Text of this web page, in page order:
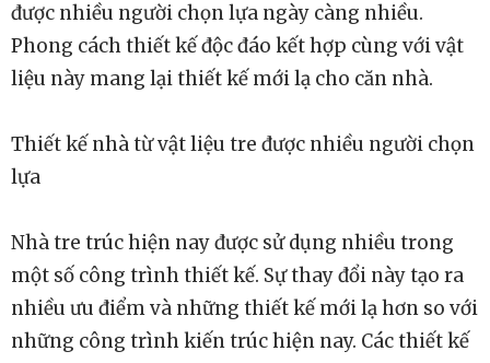
được nhiều người chọn lựa ngày càng nhiều.
Phong cách thiết kế độc đáo kết hợp cùng với vật
liệu này mang lại thiết kế mới lạ cho căn nhà.
Thiết kế nhà từ vật liệu tre được nhiều người chọn
lựa
Nhà tre trúc hiện nay được sử dụng nhiều trong
một số công trình thiết kế. Sự thay đổi này tạo ra
nhiều ưu điểm và những thiết kế mới lạ hơn so với
những công trình kiến trúc hiện nay. Các thiết kế